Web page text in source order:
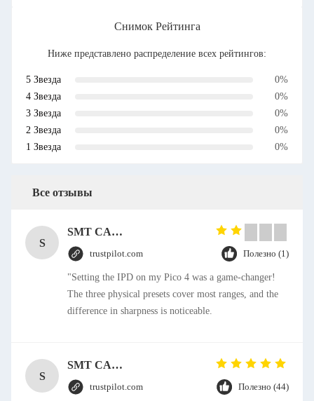
Снимок Рейтинга
Ниже представлено распределение всех рейтингов:
5 Звезда
0%
4 Звезда
0%
3 Звезда
0%
2 Звезда
0%
1 Звезда
0%
Все отзывы
S
SMT CAP Type Box Header Connector 1.27mm Pitch Gold Flash Contact Plating
trustpilot.com Полезно (1)
"Setting the IPD on my Pico 4 was a game-changer!
The three physical presets cover most ranges, and the
difference in sharpness is noticeable.
S
SMT CAP Type Box Header Connector 1.27mm Pitch Gold Flash Contact Plating
trustpilot.com Полезно (44)